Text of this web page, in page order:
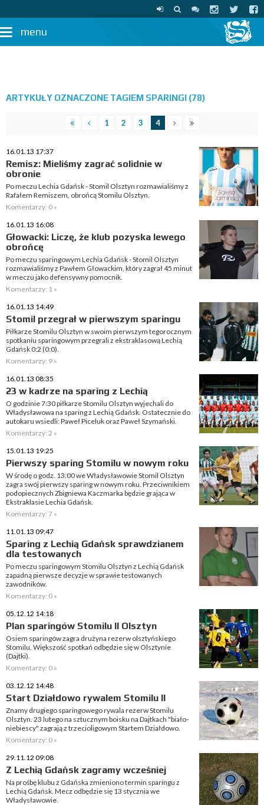
menu
ARTYKUŁY OZNACZONE TAGIEM SPARINGI (78)
1 2 3 4
16.01.13 17:37
Remisz: Mieliśmy zagrać solidnie w
obronie
Po meczu Lechia Gdańsk - Stomil Olsztyn rozmawialiśmy z
Rafałem Remiszem, obrońcą Stomilu Olsztyn.
Komentarzy: 0 »
16.01.13 16:08
Głowacki: Liczę, że klub pozyska lewego
obrońcę
Po meczu sparingowym Lechia Gdańsk - Stomil Olsztyn
rozmawialiśmy z Pawłem Głowackim, który zagrał 45 minut
w meczu jako defensywny pomocnik.
Komentarzy: 1 »
16.01.13 14:49
Stomil przegrał w pierwszym sparingu
Piłkarze Stomilu Olsztyn w swoim pierwszym tegorocznym
spotkaniu sparingowym przegrali z ekstraklasową Lechią
Gdańsk 0:2 (0:0).
Komentarzy: 9 »
16.01.13 08:35
23 w kadrze na sparing z Lechią
O godzinie 7:30 piłkarze Stomilu Olsztyn wyjechali do
Władysławowa na sparing z Lechią Gdańsk. Ostatecznie do
autokaru wsiedli: Paweł Piceluk oraz Paweł Szymański.
Komentarzy: 2 »
15.01.13 19:25
Pierwszy sparing Stomilu w nowym roku
W środę o godz. 13:00 we Władysławowie Stomil Olsztyn
zagra swój pierwszy sparing w nowym roku. Przeciwnikiem
podopiecznych Zbigniewa Kaczmarka będzie grająca w
Ekstraklasie Lechia Gdańsk.
Komentarzy: 7 »
11.01.13 09:47
Sparing z Lechią Gdańsk sprawdzianem
dla testowanych
Po meczu sparingowym Stomilu Olsztyn z Lechią Gdańsk
zapadną pierwsze decyzje w sprawie testowanych
zawodników.
Komentarzy: 0 »
05.12.12 14:18
Plan sparingów Stomilu II Olsztyn
Osiem sparingów zagra drużyna rezerw olsztyńskiego
Stomilu. Większość spotkań odbędzie się w Olsztynie
(Dajtki).
Komentarzy: 0 »
03.12.12 14:48
Start Działdowo rywalem Stomilu II
Znamy drugiego sparingowego rywala rezerw Stomilu
Olsztyn. 23 lutego na sztucznym boisku na Dajtkach "biało-
niebiescy" zagrają z trzecioligowym Startem Działdowo.
Komentarzy: 0 »
29.11.12 09:08
Z Lechią Gdańsk zagramy wcześniej
Na prośbę klubu z Gdańska zmieniono termin sparingu z
Lechią Gdańsk. Mecz odbędzie się 13 stycznia we
Władysławowie.